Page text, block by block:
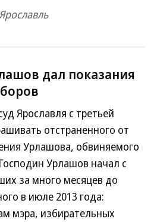
дал показания
Ярославля с третьей
отстраненного от
Урлашова, обвиняемого
Урлашов начал с
за много месяцев до
в июле 2013 года:
мэра, избирательных